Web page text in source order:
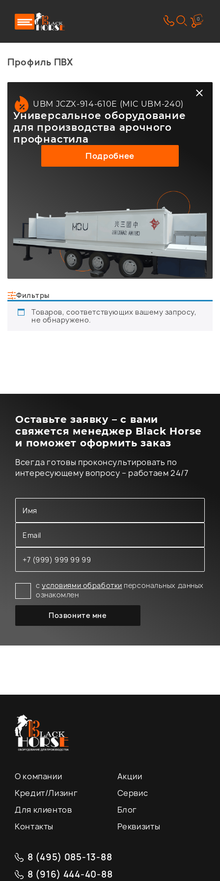
0
Профиль ПВХ
UBM JCZX-914-610E (MIC UBM-240)
Универсальное оборудование
для производства арочного
профнастила
Подробнее
Фильтры
Товаров, соответствующих вашему запросу,
не обнаружено.
Оставьте заявку – с вами
свяжется менеджер Black Horse
и поможет оформить заказ
Всегда готовы проконсультировать по
интересующему вопросу – работаем 24/7
сусловиями обработки персональных данных
ознакомлен
О компании
Акции
Кредит/Лизинг
Сервис
Для клиентов
Блог
Контакты
Реквизиты
8 (495) 085-13-88
8 (916) 444-40-88